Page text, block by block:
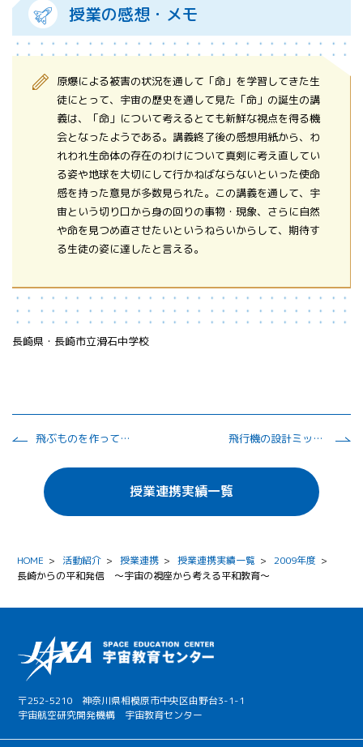
授業の感想・メモ
原爆による被害の状況を通して「命」を学習してきた生
徒にとって、宇宙の歴史を通して見た「命」の誕生の講
義は、「命」について考えるとても新鮮な視点を得る機
会となったようである。講義終了後の感想用紙から、わ
れわれ生命体の存在のわけについて真剣に考え直してい
る姿や地球を大切にして行かねばならないといった使命
感を持った意見が多数見られた。この講義を通して、宇
宙という切り口から身の回りの事物・現象、さらに自然
や命を見つめ直させたいというねらいからして、期待す
る生徒の姿に達したと言える。
長崎県・長崎市立滑石中学校
飛ぶものを作って飛ばそう 飛行機の設計ミッション
授業連携実績一覧
HOME > 活動紹介 > 授業連携 > 授業連携実績一覧 > 2009年度 >
長崎からの平和発信 ～宇宙の視座から考える平和教育～
〒252-5210 神奈川県相模原市中央区由野台3-1-1
宇宙航空研究開発機構 宇宙教育センター